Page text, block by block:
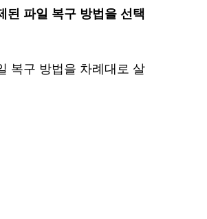
된 파일 복구 방법을 선택
복구 방법을 차례대로 살